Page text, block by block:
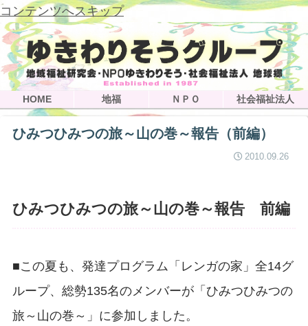
コンテンツへスキップ
HOME 地福 ＮＰＯ 社会福祉法人
ひみつひみつの旅～山の巻～報告（前編）
2010.09.26
ひみつひみつの旅～山の巻～報告 前編
■この夏も、発達プログラム「レンガの家」全14グ
ループ、総勢135名のメンバーが「ひみつひみつの
旅～山の巻～」に参加しました。